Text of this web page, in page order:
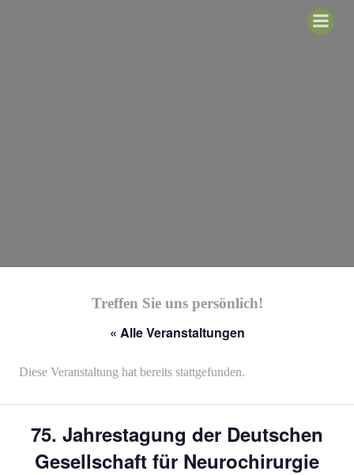
Treffen Sie uns persönlich!
« Alle Veranstaltungen
Diese Veranstaltung hat bereits stattgefunden.
75. Jahrestagung der Deutschen
Gesellschaft für Neurochirurgie